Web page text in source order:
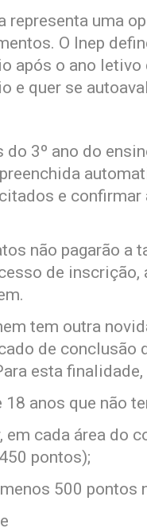
representa uma
O Inep
após o ano
e quer se
do 3º ano do
e confirmar
não pagarão a
de inscrição,
tem outra
de conclusão
esta
18 anos que não
em cada área do
pontos);
500 pontos